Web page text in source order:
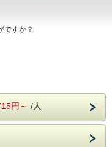
ト
バイキングの営業時間の都合
時！
年8月29日(土)のご宿泊はチ
リンク飲み放題！
客様の人数で変動する為、詳し
ですか？
品追加にちょうどいいボリュー
ランのご予約であれば、お泊り
ご予約が出来るので簡単で
円～ /人